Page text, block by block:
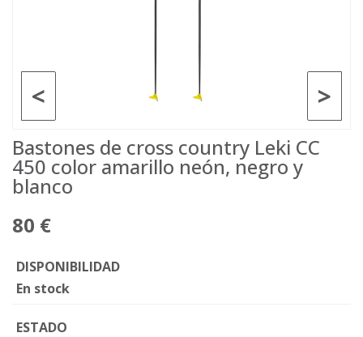
>
<
Bastones de cross country Leki CC
450 color amarillo neón, negro y
blanco
80 €
DISPONIBILIDAD
En stock
ESTADO